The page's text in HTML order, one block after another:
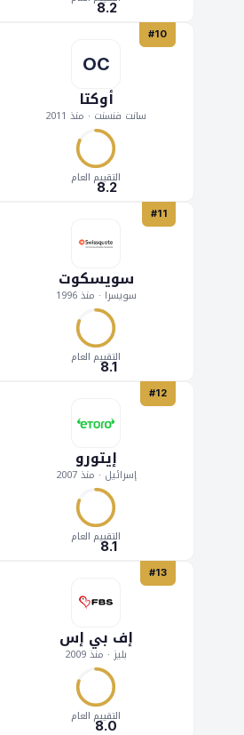
8.2
#10
OC
أوكتا
سانت فنسنت · منذ 2011
8.2
التقييم العام
#11
سويسكوت
سويسرا · منذ 1996
8.1
التقييم العام
#12
إيتورو
إسرائيل · منذ 2007
8.1
التقييم العام
#13
إف بي إس
بليز · منذ 2009
8.0
التقييم العام